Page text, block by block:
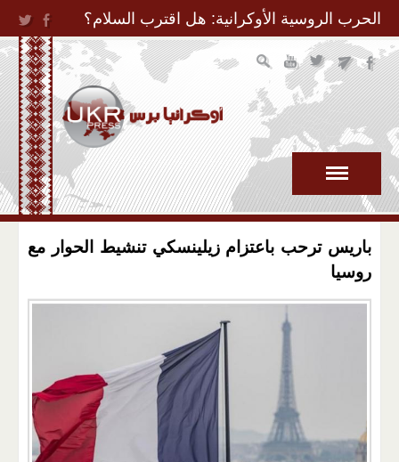
Jump to Navigation
الحرب الروسية الأوكرانية: هل اقترب السلام؟
باريس ترحب باعتزام زيلينسكي تنشيط الحوار مع
روسيا